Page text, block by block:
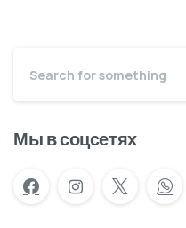
Мы в соцсетях